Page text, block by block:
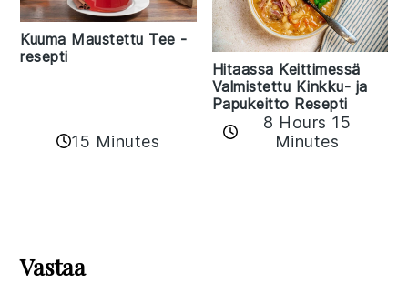
Kuuma Maustettu Tee -
resepti
15 Minutes
Hitaassa Keittimessä
Valmistettu Kinkku- ja
Papukeitto Resepti
8 Hours 15
Minutes
Interactions
Vastaa